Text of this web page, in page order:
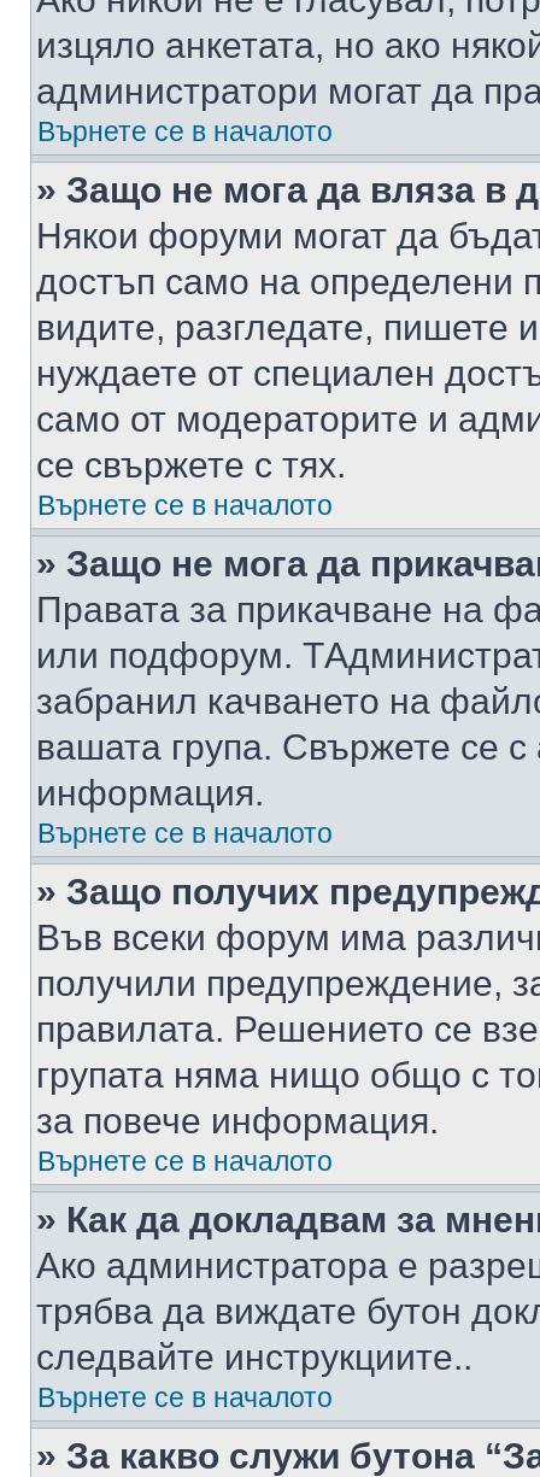
изцяло анкетата, но ако
администратори могат да
Върнете се в началото
» Защо не мога да вляза в
Някои форуми могат да
достъп само на определени
видите, разгледате, пишете
нуждаете от специален
само от модераторите и
се свържете с тях.
Върнете се в началото
» Защо не мога да
Правата за прикачване на
или подфорум.
забранил качването на
вашата група. Свържете се
информация.
Върнете се в началото
» Защо получих
Във всеки форум има
получили предупреждение,
правилата. Решението се
групата няма нищо общо с
за повече информация.
Върнете се в началото
» Как да докладвам за
Ако администратора е
трябва да виждате бутон
следвайте инструкциите..
Върнете се в началото
» За какво служи бутона